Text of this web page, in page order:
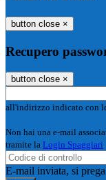
button close ×
Recupero
button close ×
all'indirizzo indicato con
Non hai una e-mail
tramite la Login Spaggiari
E-mail inviata, si